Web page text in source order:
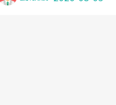
起來,多年失眠嚴重影響生